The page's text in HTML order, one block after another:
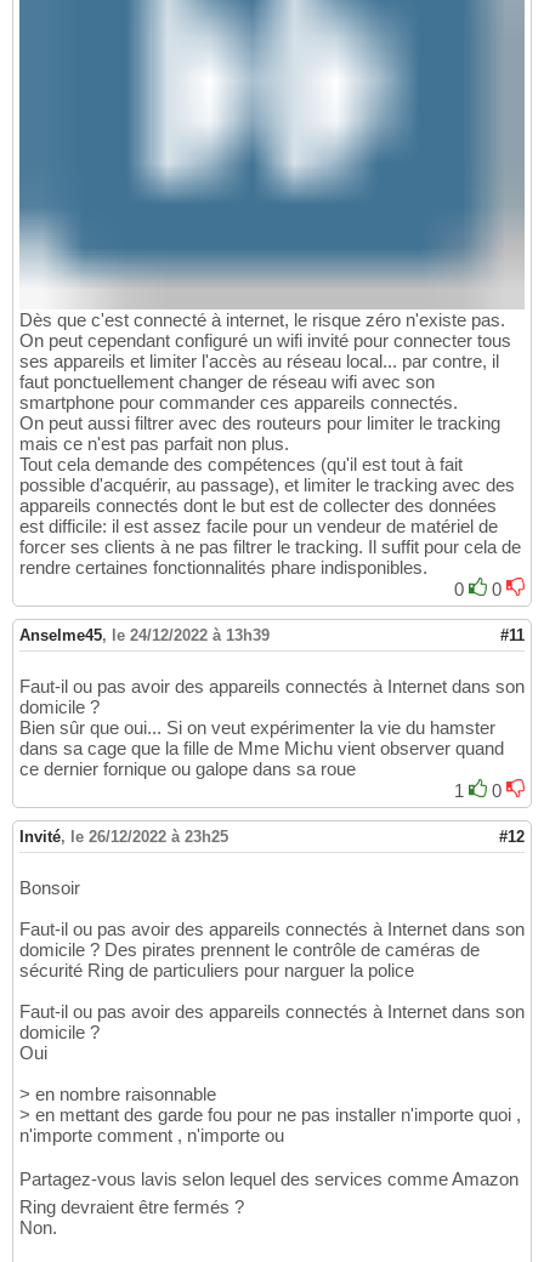
Dès que c'est connecté à internet, le risque zéro n'existe pas.
On peut cependant configuré un wifi invité pour connecter tous
ses appareils et limiter l'accès au réseau local... par contre, il
faut ponctuellement changer de réseau wifi avec son
smartphone pour commander ces appareils connectés.
On peut aussi filtrer avec des routeurs pour limiter le tracking
mais ce n'est pas parfait non plus.
Tout cela demande des compétences (qu'il est tout à fait
possible d'acquérir, au passage), et limiter le tracking avec des
appareils connectés dont le but est de collecter des données
est difficile: il est assez facile pour un vendeur de matériel de
forcer ses clients à ne pas filtrer le tracking. Il suffit pour cela de
rendre certaines fonctionnalités phare indisponibles.
0
0
Anselme45, le 24/12/2022 à 13h39 #11
Faut-il ou pas avoir des appareils connectés à Internet dans son
domicile ?
Bien sûr que oui... Si on veut expérimenter la vie du hamster
dans sa cage que la fille de Mme Michu vient observer quand
ce dernier fornique ou galope dans sa roue
1
0
Invité, le 26/12/2022 à 23h25 #12
Bonsoir
Faut-il ou pas avoir des appareils connectés à Internet dans son
domicile ? Des pirates prennent le contrôle de caméras de
sécurité Ring de particuliers pour narguer la police
Faut-il ou pas avoir des appareils connectés à Internet dans son
domicile ?
Oui
> en nombre raisonnable
> en mettant des garde fou pour ne pas installer n'importe quoi ,
n'importe comment , n'importe ou
Partagez-vous lavis selon lequel des services comme Amazon
Ring devraient être fermés ?
Non.